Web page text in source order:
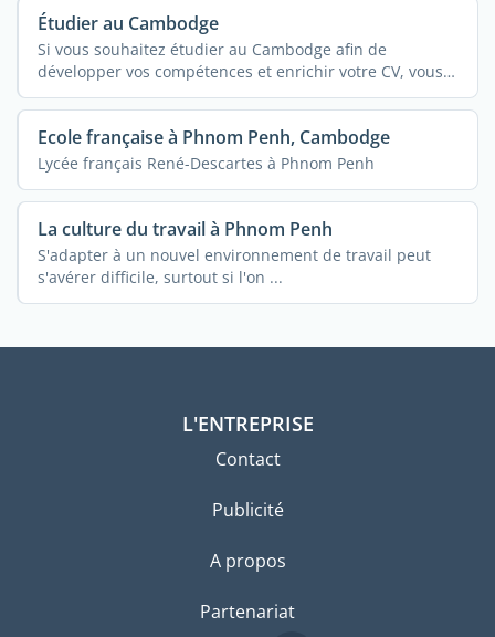
Étudier au Cambodge
Si vous souhaitez étudier au Cambodge afin de
développer vos compétences et enrichir votre CV, vous
...
Ecole française à Phnom Penh, Cambodge
Lycée français René-Descartes à Phnom Penh
La culture du travail à Phnom Penh
S'adapter à un nouvel environnement de travail peut
s'avérer difficile, surtout si l'on ...
L'ENTREPRISE
Contact
Publicité
A propos
Partenariat